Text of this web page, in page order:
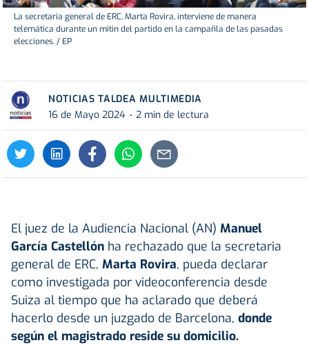
La secretaria general de ERC, Marta Rovira, interviene de manera
telemática durante un mitin del partido en la campañla de las pasadas
elecciones. / EP
NOTICIAS TALDEA MULTIMEDIA
16 de Mayo 2024
2 min de lectura
El juez de la Audiencia Nacional (AN) Manuel
García Castellón ha rechazado que la secretaria
general de ERC, Marta Rovira, pueda declarar
como investigada por videoconferencia desde
Suiza al tiempo que ha aclarado que deberá
hacerlo desde un juzgado de Barcelona, donde
según el magistrado reside su domicilio.